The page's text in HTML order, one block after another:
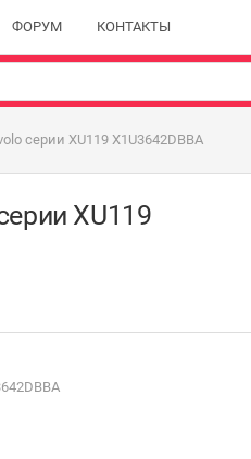
ФОРУМ КОНТАКТЫ
серии XU119 X1U3642DBBA
XU119